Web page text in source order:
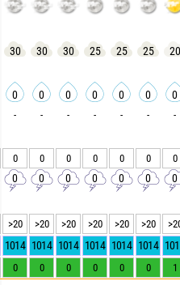
30 30 30 25 25 25 20
0 0 0 0 0 0 0
- - - - - - -
0 0 0 0 0 0 0
0 0 0 0 0 0 0
>20 >20 >20 >20 >20 >20
1014 1014 1014 1014 1014 1014
0 0 0 0 0 0 1